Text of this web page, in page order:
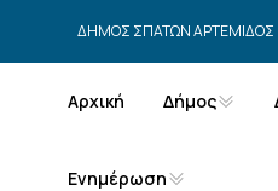
ΔΗΜΟΣ ΣΠΑΤΩΝ ΑΡΤΕΜΙΔΟΣ
Αρχική Δήμος
Ενημέρωση